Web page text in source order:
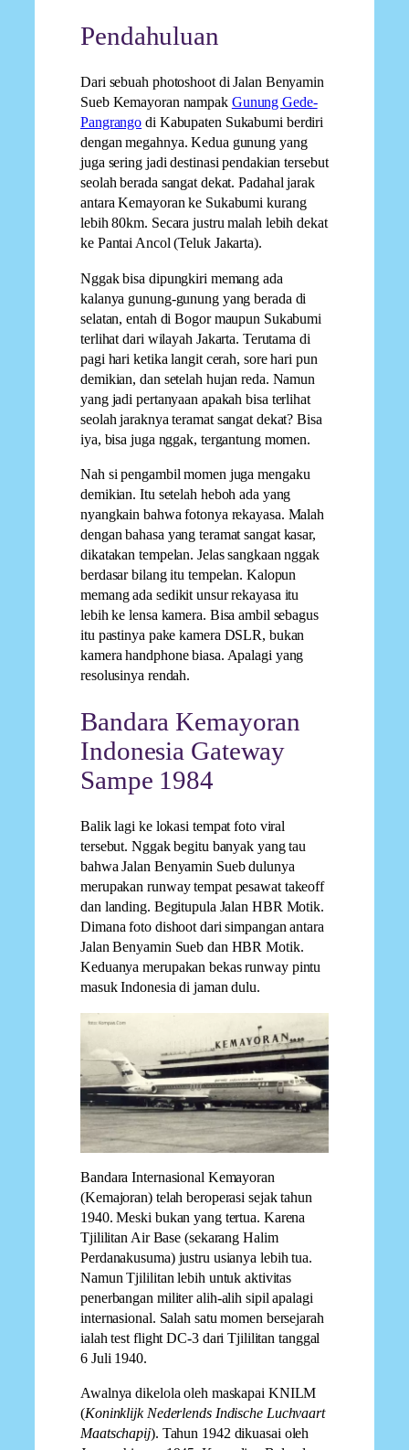
Pendahuluan
Dari sebuah photoshoot di Jalan Benyamin
Sueb Kemayoran nampak Gunung Gede-
Pangrango di Kabupaten Sukabumi berdiri
dengan megahnya. Kedua gunung yang
juga sering jadi destinasi pendakian tersebut
seolah berada sangat dekat. Padahal jarak
antara Kemayoran ke Sukabumi kurang
lebih 80km. Secara justru malah lebih dekat
ke Pantai Ancol (Teluk Jakarta).
Nggak bisa dipungkiri memang ada
kalanya gunung-gunung yang berada di
selatan, entah di Bogor maupun Sukabumi
terlihat dari wilayah Jakarta. Terutama di
pagi hari ketika langit cerah, sore hari pun
demikian, dan setelah hujan reda. Namun
yang jadi pertanyaan apakah bisa terlihat
seolah jaraknya teramat sangat dekat? Bisa
iya, bisa juga nggak, tergantung momen.
Nah si pengambil momen juga mengaku
demikian. Itu setelah heboh ada yang
nyangkain bahwa fotonya rekayasa. Malah
dengan bahasa yang teramat sangat kasar,
dikatakan tempelan. Jelas sangkaan nggak
berdasar bilang itu tempelan. Kalopun
memang ada sedikit unsur rekayasa itu
lebih ke lensa kamera. Bisa ambil sebagus
itu pastinya pake kamera DSLR, bukan
kamera handphone biasa. Apalagi yang
resolusinya rendah.
Bandara Kemayoran
Indonesia Gateway
Sampe 1984
Balik lagi ke lokasi tempat foto viral
tersebut. Nggak begitu banyak yang tau
bahwa Jalan Benyamin Sueb dulunya
merupakan runway tempat pesawat takeoff
dan landing. Begitupula Jalan HBR Motik.
Dimana foto dishoot dari simpangan antara
Jalan Benyamin Sueb dan HBR Motik.
Keduanya merupakan bekas runway pintu
masuk Indonesia di jaman dulu.
Bandara Internasional Kemayoran
(Kemajoran) telah beroperasi sejak tahun
1940. Meski bukan yang tertua. Karena
Tjililitan Air Base (sekarang Halim
Perdanakusuma) justru usianya lebih tua.
Namun Tjililitan lebih untuk aktivitas
penerbangan militer alih-alih sipil apalagi
internasional. Salah satu momen bersejarah
ialah test flight DC-3 dari Tjililitan tanggal
6 Juli 1940.
Awalnya dikelola oleh maskapai KNILM
(Koninklijk Nederlends Indische Luchvaart
Maatschapij). Tahun 1942 dikuasai oleh